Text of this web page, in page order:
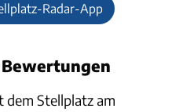
Radar-App
dem Stellplatz am